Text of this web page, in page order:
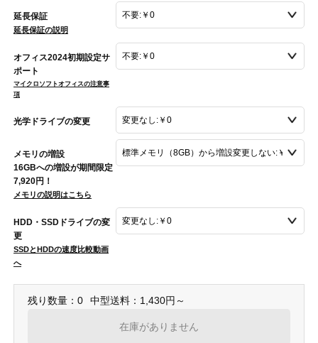
延長保証
延長保証の説明
オフィス2024初期設定サ
ポート
マイクロソフトオフィスの注意事
項
光学ドライブの変更
メモリの増設
16GBへの増設が期間限定
7,920円！
メモリの説明はこちら
HDD・SSDドライブの変
更
SSDとHDDの速度比較動画
へ
残り数量：0 中型送料：1,430円～
在庫がありません